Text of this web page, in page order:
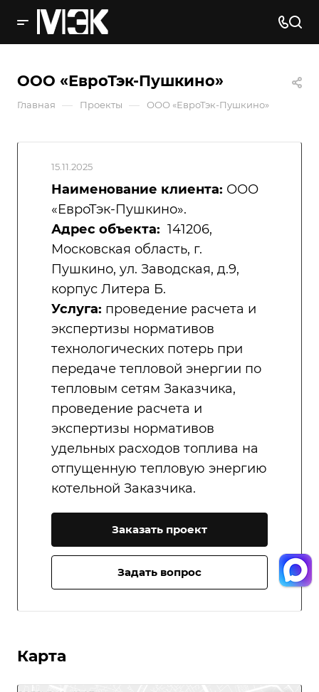
ООО «ЕвроТэк-Пушкино»
Главная — Проекты — ООО «ЕвроТэк-Пушкино»
15.11.2025
Наименование клиента: ООО
«ЕвроТэк-Пушкино».
Адрес объекта: 141206,
Московская область, г.
Пушкино, ул. Заводская, д.9,
корпус Литера Б.
Услуга: проведение расчета и
экспертизы нормативов
технологических потерь при
передаче тепловой энергии по
тепловым сетям Заказчика,
проведение расчета и
экспертизы нормативов
удельных расходов топлива на
отпущенную тепловую энергию
котельной Заказчика.
Заказать проект
Задать вопрос
Карта